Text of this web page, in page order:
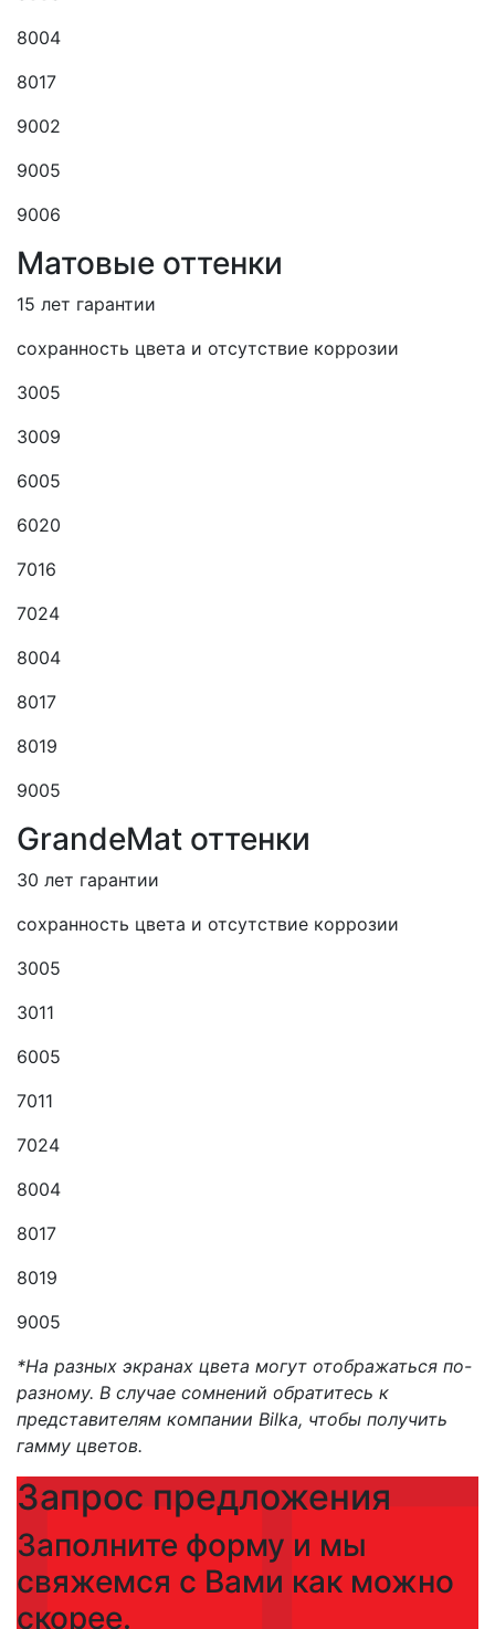
8004
8017
9002
9005
9006
Матовые оттенки
15 лет гарантии
сохранность цвета и отсутствие коррозии
3005
3009
6005
6020
7016
7024
8004
8017
8019
9005
GrandeMat оттенки
30 лет гарантии
сохранность цвета и отсутствие коррозии
3005
3011
6005
7011
7024
8004
8017
8019
9005
*На разных экранах цвета могут отображаться по-
разному. В случае сомнений обратитесь к
представителям компании Bilka, чтобы получить
гамму цветов.
Запрос предложения
Заполните форму и мы
свяжемся с Вами как можно
скорее.